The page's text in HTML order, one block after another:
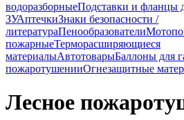
водоразборныеПодставки и фланцы
ЗУАптечкиЗнаки безопасности /
литератураПенообразователи
пожарныеТерморасширяющиеся
материалыАвтотоварыБаллоны для
пожаротушенииОгнезащитные
Лесное